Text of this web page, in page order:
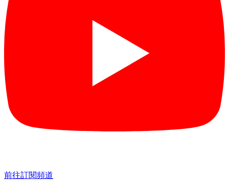
前往訂閱頻道